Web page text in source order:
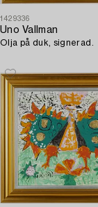
1429336
Uno Vallman
Olja på duk, signerad.